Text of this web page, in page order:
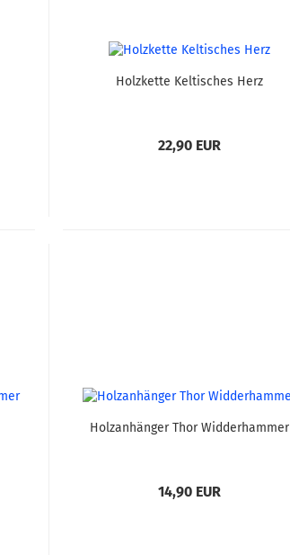
Holzkette Keltisches Herz
22,90 EUR
Holzanhänger Thor Widderhammer
14,90 EUR